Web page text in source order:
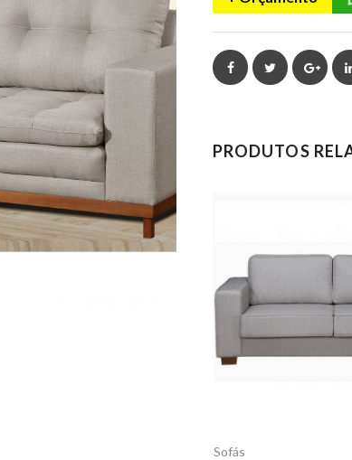
FacebookTwitter
PRODUTOS
Sofás